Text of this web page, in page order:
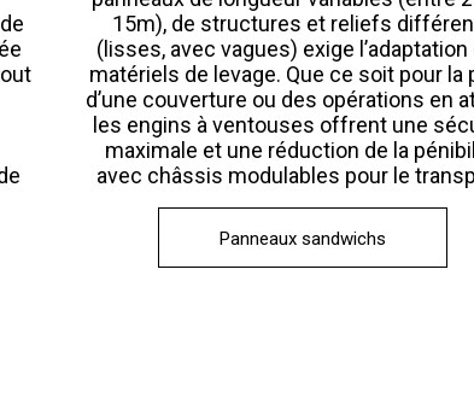
15m), de structures et reliefs
(lisses, avec vagues) exige l’adaptation
matériels de levage. Que ce soit pour la
d’une couverture ou des opérations en
les engins à ventouses offrent une
maximale et une réduction de la
avec châssis modulables pour le
Panneaux sandwichs